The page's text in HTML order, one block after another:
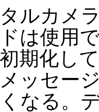
ルカメ
は使用
期化し
ッセー
なる。